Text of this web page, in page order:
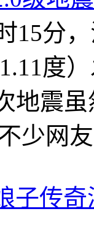
15分
度
地震
少网
子传